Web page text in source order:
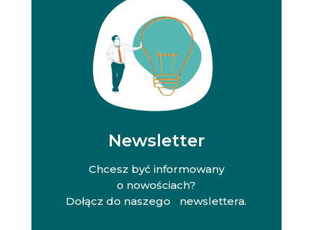
Newsletter
Chcesz być informowany
o nowościach?
Dołącz do naszego newslettera.